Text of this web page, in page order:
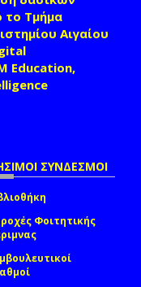
το Τμήμα
Αιγαίου
Education,
ΣΥΝΔΕΣΜΟΙ
Φοιτητικής